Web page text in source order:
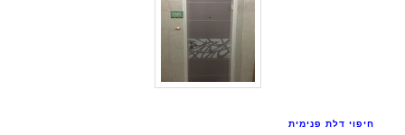
חיפוי דלת פנימית